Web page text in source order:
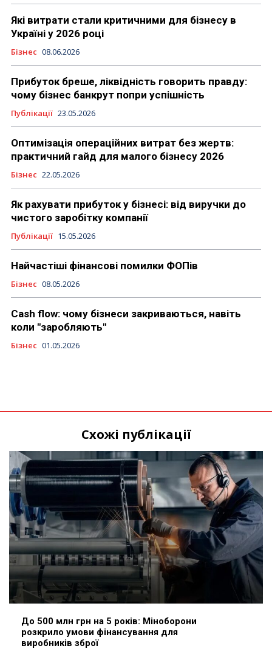
Які витрати стали критичними для бізнесу в
Україні у 2026 році
Бізнес 08.06.2026
Прибуток бреше, ліквідність говорить правду:
чому бізнес банкрут попри успішність
Публікації 23.05.2026
Оптимізація операційних витрат без жертв:
практичний гайд для малого бізнесу 2026
Бізнес 22.05.2026
Як рахувати прибуток у бізнесі: від виручки до
чистого заробітку компанії
Публікації 15.05.2026
Найчастіші фінансові помилки ФОПів
Бізнес 08.05.2026
Cash flow: чому бізнеси закриваються, навіть
коли "заробляють"
Бізнес 01.05.2026
Схожі публікації
До 500 млн грн на 5 років: Міноборони
розкрило умови фінансування для
виробників зброї